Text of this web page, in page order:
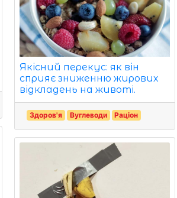
Якісний перекус: як він
сприяє зниженню жирових
відкладень на животі.
Здоров'я Вуглеводи Раціон